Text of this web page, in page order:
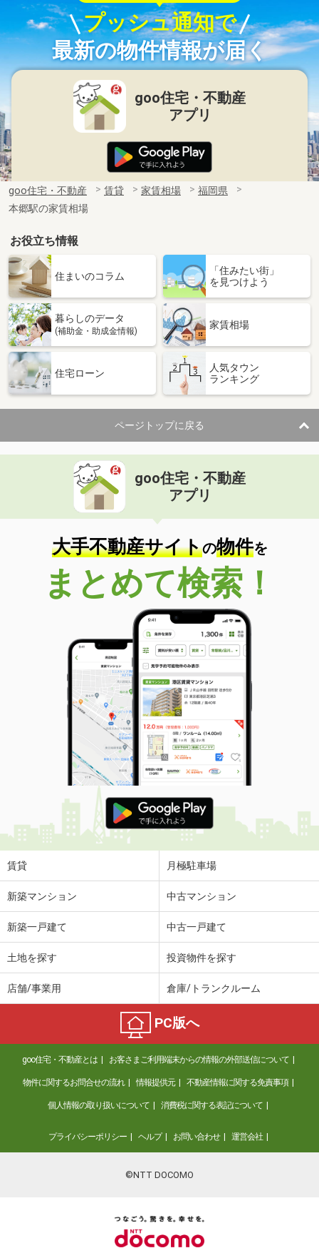
プッシュ通知で
最新の物件情報が届く
goo住宅・不動産
アプリ
goo住宅・不動産 賃貸 家賃相場
福岡県
本郷駅の家賃相場
お役立ち情報
住まいのコラム
「住みたい街」
を見つけよう
暮らしのデータ
(補助金・助成金情報)
家賃相場
住宅ローン
人気タウン
ランキング
ページトップに戻る
goo住宅・不動産
アプリ
大手不動産サイトの物件を
まとめて検索！
賃貸 月極駐車場
新築マンション 中古マンション
新築一戸建て 中古一戸建て
土地を探す 投資物件を探す
店舗/事業用 倉庫/トランクルーム
PC版へ
goo住宅・不動産とは お客さまご利用端末からの情報の外部送信について
物件に関するお問合せの流れ 情報提供元 不動産情報に関する免責事項
個人情報の取り扱いについて 消費税に関する表記について
プライバシーポリシー ヘルプ お問い合わせ 運営会社
©NTT DOCOMO